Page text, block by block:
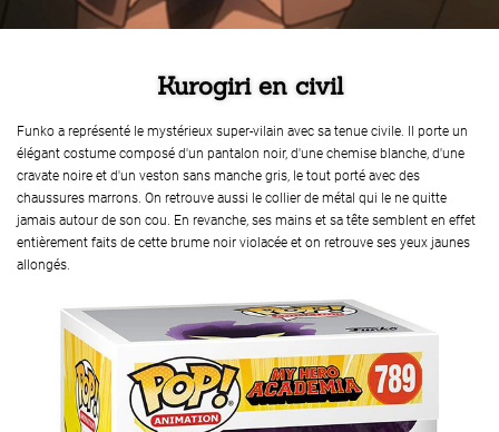
Kurogiri en civil
Funko a représenté le mystérieux super-vilain avec sa tenue civile. Il porte un
élégant costume composé d'un pantalon noir, d'une chemise blanche, d'une
cravate noire et d'un veston sans manche gris, le tout porté avec des
chaussures marrons. On retrouve aussi le collier de métal qui le ne quitte
jamais autour de son cou. En revanche, ses mains et sa tête semblent en effet
entièrement faits de cette brume noir violacée et on retrouve ses yeux jaunes
allongés.